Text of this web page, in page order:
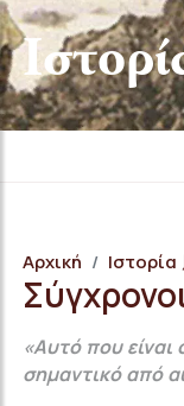
Αρχική Iστορία
«Αυτό που είναι
σημαντικό από